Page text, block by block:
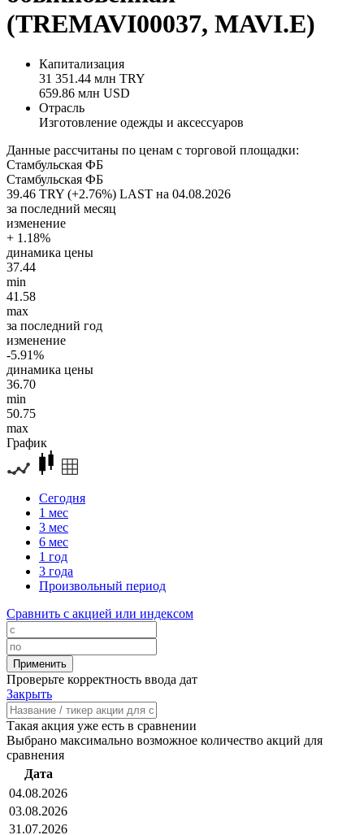
(TREMAVI00037, MAVI.E)
Капитализация
31 351.44 млн TRY
659.86 млн USD
Отрасль
Изготовление одежды и аксессуаров
Данные рассчитаны по ценам с торговой площадки:
Стамбульская ФБ
Стамбульская ФБ
39.46 TRY (+2.76%) LAST на 04.08.2026
за последний месяц
изменение
+ 1.18%
динамика цены
37.44
min
41.58
max
за последний год
изменение
-5.91%
динамика цены
36.70
min
50.75
max
График
Сегодня
1 мес
3 мес
6 мес
1 год
3 года
Произвольный период
Сравнить с акцией или индексом
Проверьте корректность ввода дат
Закрыть
Такая акция уже есть в сравнении
Выбрано максимально возможное количество акций для
сравнения
Дата
04.08.2026
03.08.2026
31.07.2026